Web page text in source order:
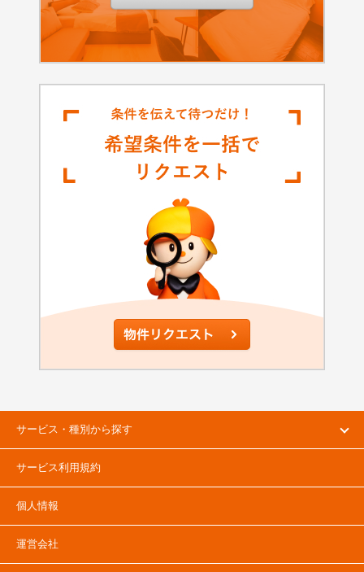
サービス・種別から探す
サービス利用規約
個人情報
運営会社